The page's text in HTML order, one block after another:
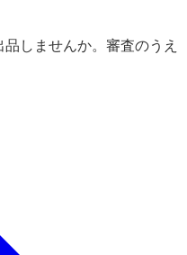
しませんか。審査のうえ